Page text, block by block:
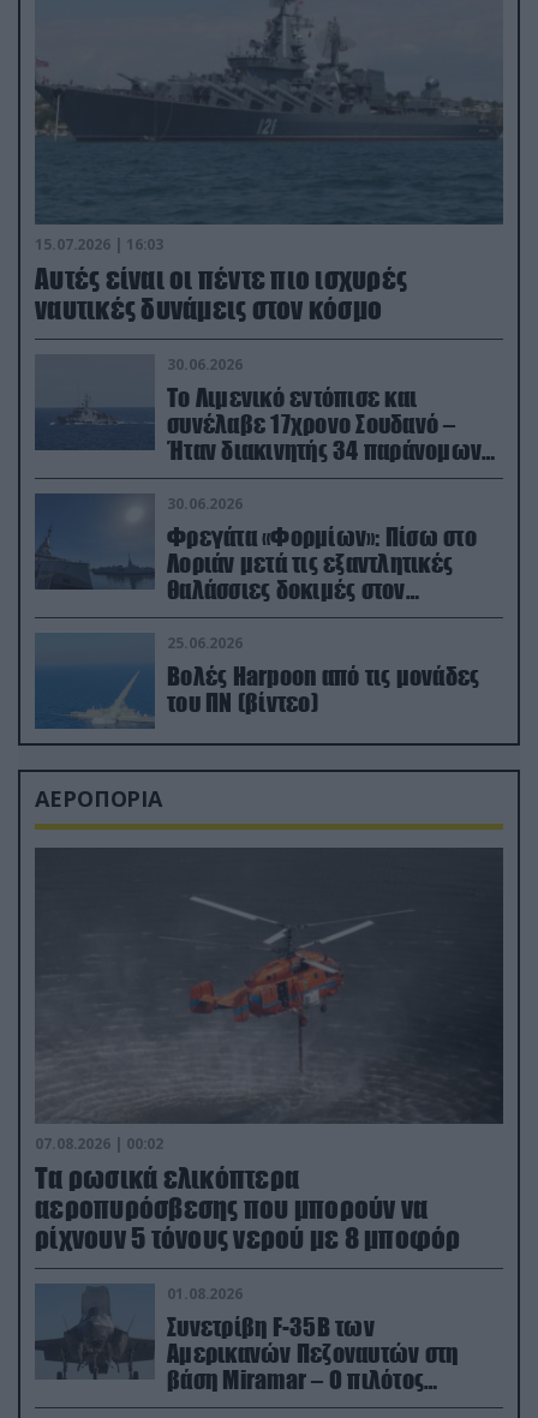
15.07.2026 | 16:03
Aυτές είναι οι πέντε πιο ισχυρές
ναυτικές δυνάμεις στον κόσμο
30.06.2026
Το Λιμενικό εντόπισε και
συνέλαβε 17χρονο Σουδανό –
Ήταν διακινητής 34 παράνομων
μεταναστών
30.06.2026
Φρεγάτα «Φορμίων»: Πίσω στο
Λοριάν μετά τις εξαντλητικές
θαλάσσιες δοκιμές στον
απαιτητικό Βισκαϊκό
25.06.2026
Βολές Harpoon από τις μονάδες
του ΠΝ (βίντεο)
ΑΕΡΟΠΟΡΙΑ
07.08.2026 | 00:02
Τα ρωσικά ελικόπτερα
αεροπυρόσβεσης που μπορούν να
ρίχνουν 5 τόνους νερού με 8 μποφόρ
01.08.2026
Συνετρίβη F-35B των
Αμερικανών Πεζοναυτών στη
βάση Miramar – Ο πιλότος
εκτινάχθηκε εγκαίρως